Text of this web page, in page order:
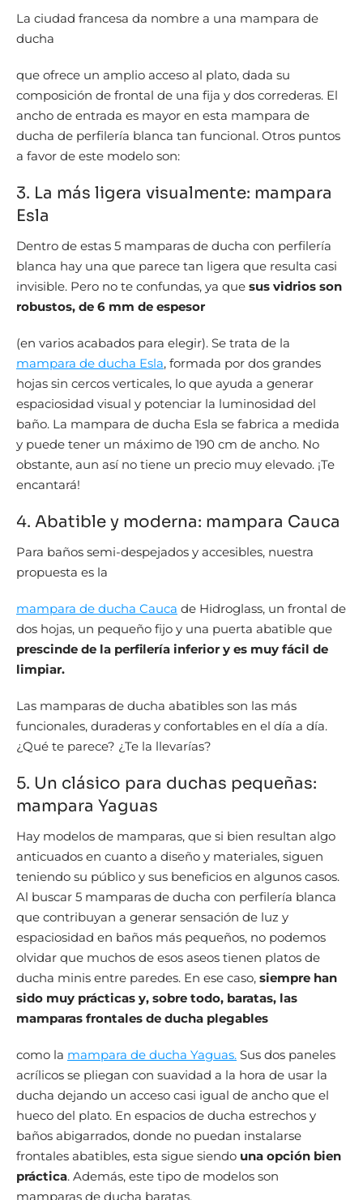
La ciudad francesa da nombre a una mampara de
ducha
que ofrece un amplio acceso al plato, dada su
composición de frontal de una fija y dos correderas. El
ancho de entrada es mayor en esta mampara de
ducha de perfilería blanca tan funcional. Otros puntos
a favor de este modelo son:
3. La más ligera visualmente: mampara
Esla
Dentro de estas 5 mamparas de ducha con perfilería
blanca hay una que parece tan ligera que resulta casi
invisible. Pero no te confundas, ya que sus vidrios son
robustos, de 6 mm de espesor
(en varios acabados para elegir). Se trata de la
mampara de ducha Esla, formada por dos grandes
hojas sin cercos verticales, lo que ayuda a generar
espaciosidad visual y potenciar la luminosidad del
baño. La mampara de ducha Esla se fabrica a medida
y puede tener un máximo de 190 cm de ancho. No
obstante, aun así no tiene un precio muy elevado. ¡Te
encantará!
4. Abatible y moderna: mampara Cauca
Para baños semi-despejados y accesibles, nuestra
propuesta es la
mampara de ducha Cauca de Hidroglass, un frontal de
dos hojas, un pequeño fijo y una puerta abatible que
prescinde de la perfilería inferior y es muy fácil de
limpiar.
Las mamparas de ducha abatibles son las más
funcionales, duraderas y confortables en el día a día.
¿Qué te parece? ¿Te la llevarías?
5. Un clásico para duchas pequeñas:
mampara Yaguas
Hay modelos de mamparas, que si bien resultan algo
anticuados en cuanto a diseño y materiales, siguen
teniendo su público y sus beneficios en algunos casos.
Al buscar 5 mamparas de ducha con perfilería blanca
que contribuyan a generar sensación de luz y
espaciosidad en baños más pequeños, no podemos
olvidar que muchos de esos aseos tienen platos de
ducha minis entre paredes. En ese caso, siempre han
sido muy prácticas y, sobre todo, baratas, las
mamparas frontales de ducha plegables
como la mampara de ducha Yaguas. Sus dos paneles
acrílicos se pliegan con suavidad a la hora de usar la
ducha dejando un acceso casi igual de ancho que el
hueco del plato. En espacios de ducha estrechos y
baños abigarrados, donde no puedan instalarse
frontales abatibles, esta sigue siendo una opción bien
práctica. Además, este tipo de modelos son
mamparas de ducha baratas.